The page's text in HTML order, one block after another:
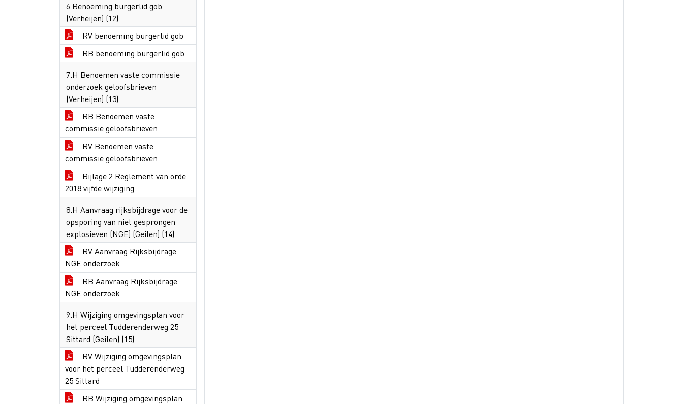
6 Benoeming burgerlid gob
(Verheijen) (12)
RV benoeming burgerlid gob
RB benoeming burgerlid gob
7.H Benoemen vaste commissie
onderzoek geloofsbrieven
(Verheijen) (13)
RB Benoemen vaste
commissie geloofsbrieven
RV Benoemen vaste
commissie geloofsbrieven
Bijlage 2 Reglement van orde
2018 vijfde wijziging
8.H Aanvraag rijksbijdrage voor de
opsporing van niet gesprongen
explosieven (NGE) (Geilen) (14)
RV Aanvraag Rijksbijdrage
NGE onderzoek
RB Aanvraag Rijksbijdrage
NGE onderzoek
9.H Wijziging omgevingsplan voor
het perceel Tudderenderweg 25
Sittard (Geilen) (15)
RV Wijziging omgevingsplan
voor het perceel Tudderenderweg
25 Sittard
RB Wijziging omgevingsplan